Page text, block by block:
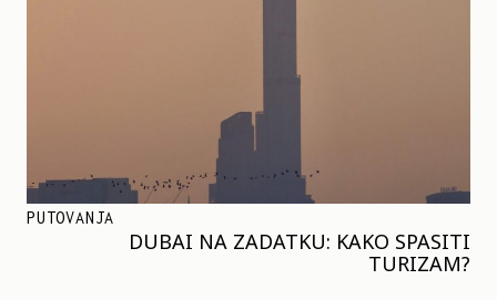
PUTOVANJA
DUBAI NA ZADATKU: KAKO SPASITI
TURIZAM?